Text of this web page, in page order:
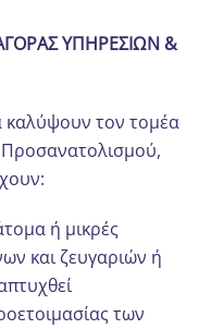
ΥΠΗΡΕΣΙΩΝ &
καλύψουν τον τομέα
ή μικρές
και ζευγαριών ή
των